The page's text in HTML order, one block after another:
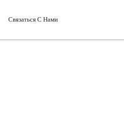
Связаться С Нами